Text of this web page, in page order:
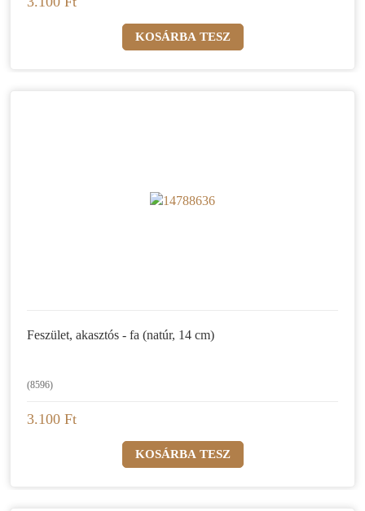
Feszület, akasztós - fa (natúr, 14 cm)
(8596)
3.100 Ft